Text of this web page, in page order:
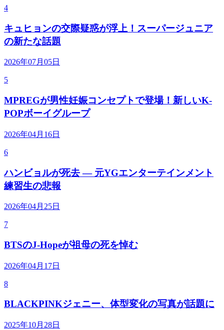
4
キュヒョンの交際疑惑が浮上！スーパージュニア
の新たな話題
2026年07月05日
5
MPREGが男性妊娠コンセプトで登場！新しいK-
POPボーイグループ
2026年04月16日
6
ハンビョルが死去 — 元YGエンターテインメント
練習生の悲報
2026年04月25日
7
BTSのJ-Hopeが祖母の死を悼む
2026年04月17日
8
BLACKPINKジェニー、体型変化の写真が話題に
2025年10月28日